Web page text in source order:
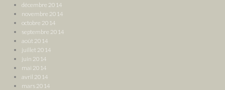
décembre 2014
novembre 2014
octobre 2014
septembre 2014
août 2014
juillet 2014
juin 2014
mai 2014
avril 2014
mars 2014